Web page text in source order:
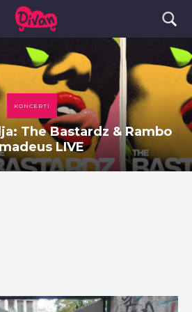
KONCERTI
The Bastardz & Rambo
LIVE